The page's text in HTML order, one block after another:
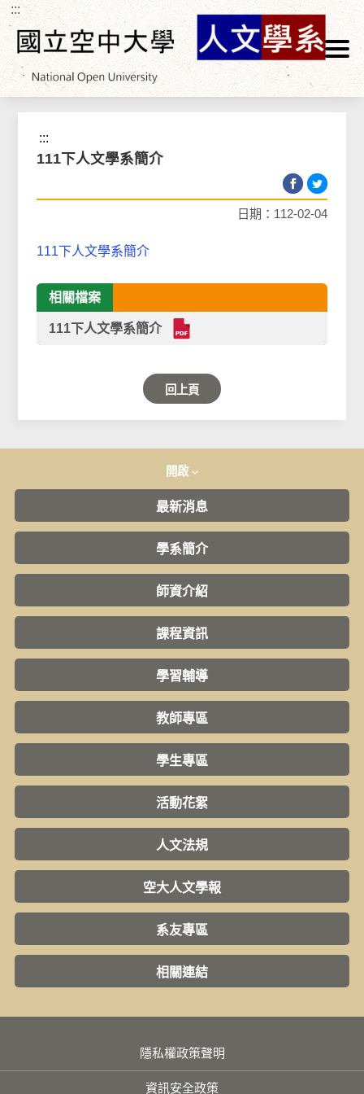
跳到主要內容區塊
:::
首頁>課程資訊 >新生選課說明
:::
111下人文學系簡介
日期：112-02-04
111下人文學系簡介
相關檔案
111下人文學系簡介
回上頁
開啟
最新消息
學系簡介
師資介紹
課程資訊
學習輔導
教師專區
學生專區
活動花絮
人文法規
空大人文學報
系友專區
相關連結
隱私權政策聲明
資訊安全政策